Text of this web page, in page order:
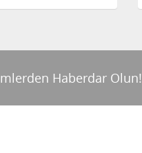
Haberdar Olun!